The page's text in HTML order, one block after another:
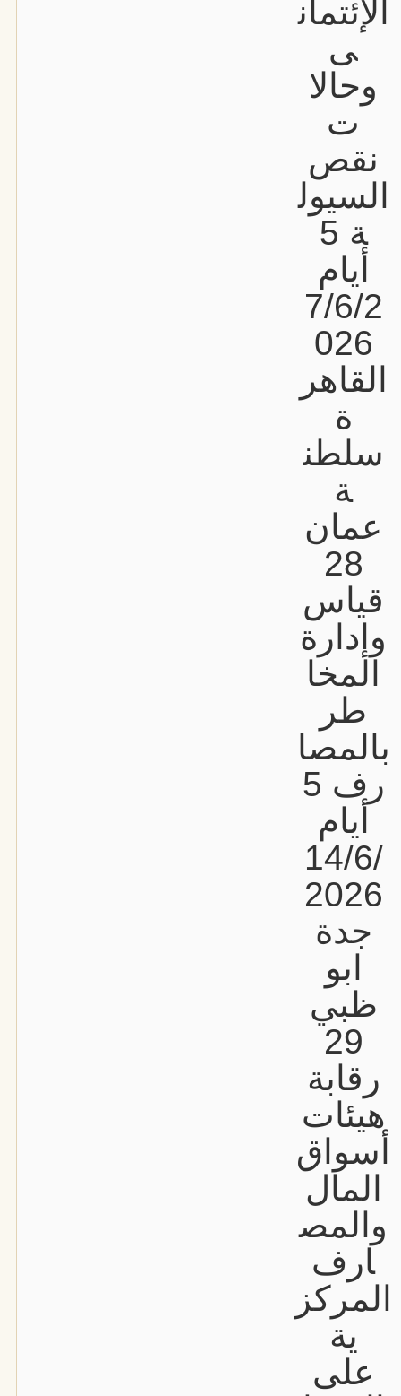
الإئتمان
ى
وحالا
ت
نقص
السيول
ة 5
أيام
7/6/2
026
القاهر
ة
سلطن
ة
عمان
28
قياس
وإدارة
المخا
طر
بالمصا
رف 5
أيام
14/6/
2026
جدة
ابو
ظبي
29
رقابة
هيئات
أسواق
المال
والمص
ارف
المركز
ية
على